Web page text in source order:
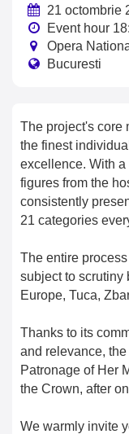
The project's core
the finest
excellence. With
figures from the
consistently
21 categories
The entire
subject to scrutiny
Europe, Tuca,
Thanks to its
and relevance,
Patronage of Her
the Crown, after
We warmly invite
21 octombrie
Event hour
Opera
Bucuresti